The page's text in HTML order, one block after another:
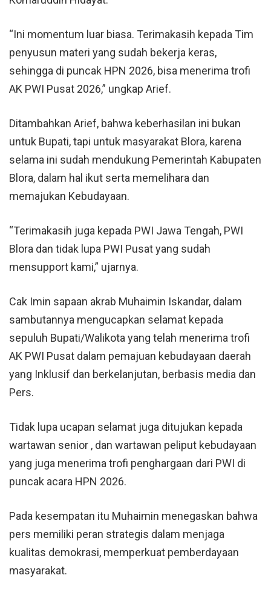
“Ini momentum luar biasa. Terimakasih kepada Tim
penyusun materi yang sudah bekerja keras,
sehingga di puncak HPN 2026, bisa menerima trofi
AK PWI Pusat 2026,” ungkap Arief.
Ditambahkan Arief, bahwa keberhasilan ini bukan
untuk Bupati, tapi untuk masyarakat Blora, karena
selama ini sudah mendukung Pemerintah Kabupaten
Blora, dalam hal ikut serta memelihara dan
memajukan Kebudayaan.
“Terimakasih juga kepada PWI Jawa Tengah, PWI
Blora dan tidak lupa PWI Pusat yang sudah
mensupport kami,” ujarnya.
Cak Imin sapaan akrab Muhaimin Iskandar, dalam
sambutannya mengucapkan selamat kepada
sepuluh Bupati/Walikota yang telah menerima trofi
AK PWI Pusat dalam pemajuan kebudayaan daerah
yang Inklusif dan berkelanjutan, berbasis media dan
Pers.
Tidak lupa ucapan selamat juga ditujukan kepada
wartawan senior , dan wartawan peliput kebudayaan
yang juga menerima trofi penghargaan dari PWI di
puncak acara HPN 2026.
Pada kesempatan itu Muhaimin menegaskan bahwa
pers memiliki peran strategis dalam menjaga
kualitas demokrasi, memperkuat pemberdayaan
masyarakat.